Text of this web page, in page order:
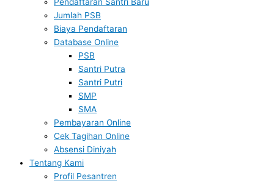
Jumlah PSB
Biaya Pendaftaran
Database Online
PSB
Santri Putra
Santri Putri
SMP
SMA
Pembayaran Online
Cek Tagihan Online
Absensi Diniyah
Tentang Kami
Profil Pesantren